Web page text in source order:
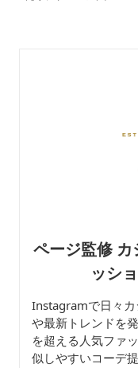
ページ監修
ッシ
Instagramで日々カ
や最新トレンドを
を超える人気ファ
似しやすいコーデ